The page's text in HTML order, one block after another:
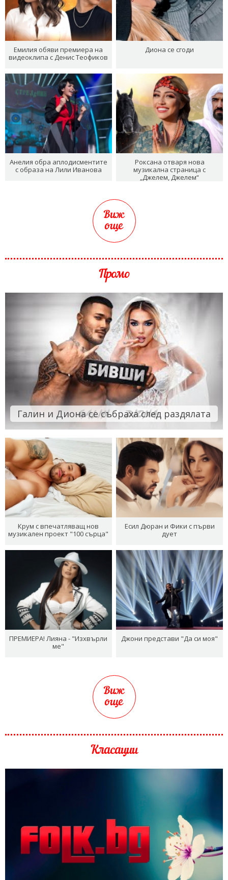
Емилия обяви премиера на
видеоклипа с Денис Теофиков
Диона се сгоди
Анелия обра аплодисментите
с образа на Лили Иванова
Роксана отваря нова
музикална страница с
„Джелем, Джелем“
Виж
още
Промо
Галин и Диона се събраха след раздялата
Крум с впечатляващ нов
музикален проект "100 сърца"
Есил Дюран и Фики с първи
дует
ПРЕМИЕРА! Лияна - "Изхвърли
ме"
Джони представи "Да си моя"
Виж
още
Класации